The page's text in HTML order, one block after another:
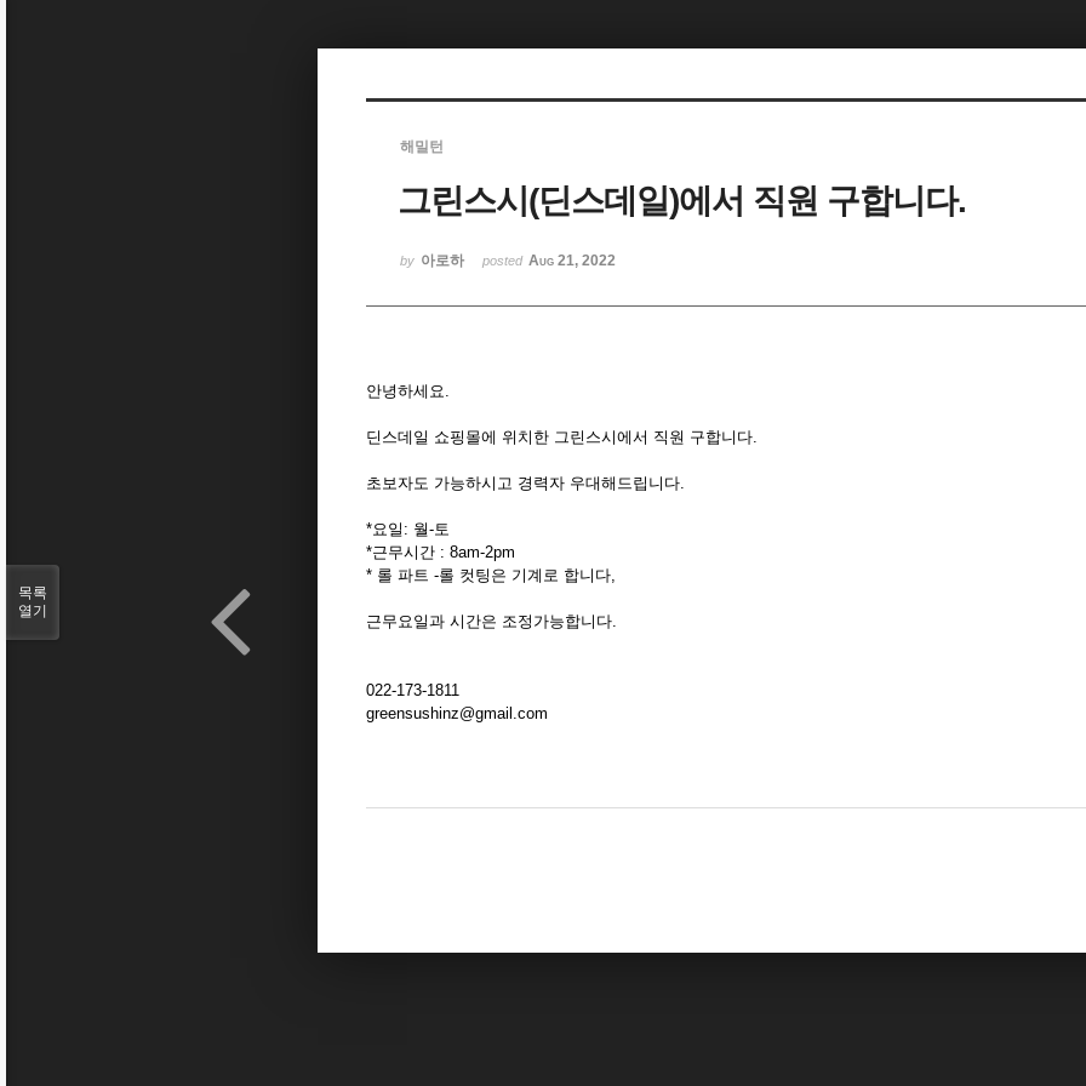
해밀턴
그린스시(딘스데일)에서 직원 구합니다.
by 아로하 posted Aug 21, 2022
안녕하세요.
딘스데일 쇼핑몰에 위치한 그린스시에서 직원 구합니다.
초보자도 가능하시고 경력자 우대해드립니다.
*요일: 월-토
*근무시간 : 8am-2pm
* 롤 파트 -롤 컷팅은 기계로 합니다,
근무요일과 시간은 조정가능합니다.
022-173-1811
greensushinz@gmail.com
목록
열기
Sketchbook5, 스케치북5
Sketchbook5, 스케치북5